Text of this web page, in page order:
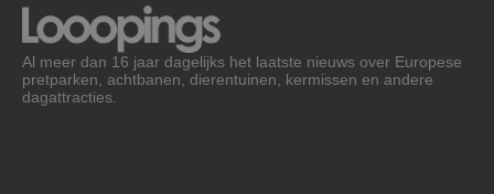
Al meer dan 16 jaar dagelijks het laatste nieuws over Europese
pretparken, achtbanen, dierentuinen, kermissen en andere
dagattracties.